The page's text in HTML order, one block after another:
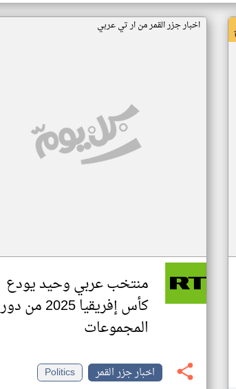
اخبار جزر القمر من ار تي عربي
منتخب عربي وحيد يودع
كأس إفريقيا 2025 من دور
المجموعات
اخبار جزر القمر
Politics